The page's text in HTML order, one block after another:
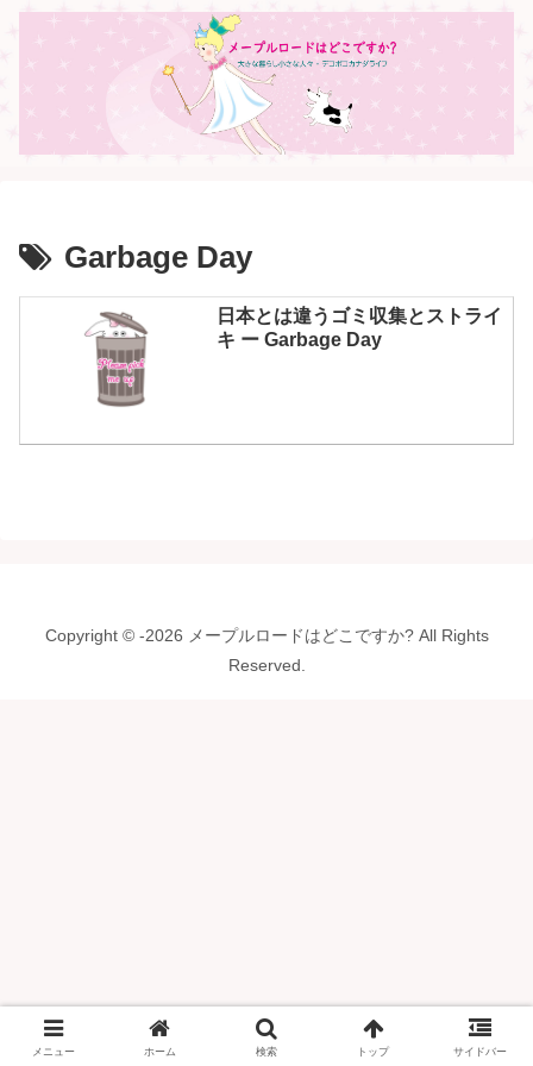
Garbage Day
日本とは違うゴミ収集とストライ
キ ー Garbage Day
Copyright © -2026 メープルロードはどこですか? All Rights
Reserved.
メニュー ホーム 検索 トップ サイドバー